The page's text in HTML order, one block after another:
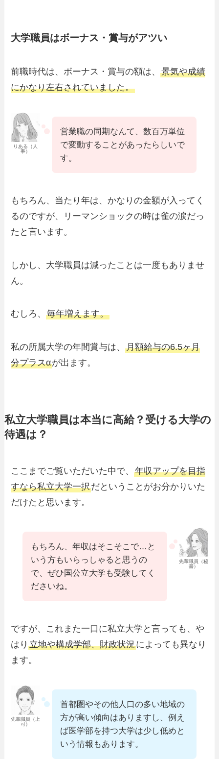
大学職員はボーナス・賞与がアツい
前職時代は、ボーナス・賞与の額は、景気や成績
にかなり左右されていました。
りある（人
事）
営業職の同期なんて、数百万単位
で変動することがあったらしいで
す。
もちろん、当たり年は、かなりの金額が入ってく
るのですが、リーマンショックの時は雀の涙だっ
たと言います。
しかし、大学職員は減ったことは一度もありませ
ん。
むしろ、毎年増えます。
私の所属大学の年間賞与は、月額給与の6.5ヶ月
分プラスαが出ます。
私立大学職員は本当に高給？受ける大学の
待遇は？
ここまでご覧いただいた中で、年収アップを目指
すなら私立大学一択だということがお分かりいた
だけたと思います。
先輩職員（秘
書）
もちろん、年収はそこそこで…と
いう方もいらっしゃると思うの
で、ぜひ国公立大学も受験してく
ださいね。
ですが、これまた一口に私立大学と言っても、や
はり立地や構成学部、財政状況によっても異なり
ます。
先輩職員（上
司）
首都圏やその他人口の多い地域の
方が高い傾向はありますし、例え
ば医学部を持つ大学は少し低めと
いう情報もあります。